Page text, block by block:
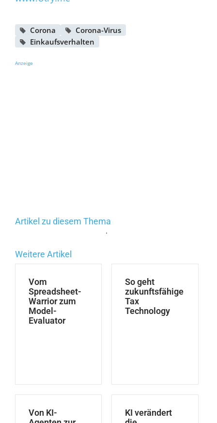
Corona
Corona-Virus
Einkaufsverhalten
Anzeige
Artikel zu diesem Thema
.
Weitere Artikel
Vom
Spreadsheet-
Warrior zum
Model-
Evaluator
So geht
zukunftsfähige
Tax
Technology
Von KI-
KI verändert